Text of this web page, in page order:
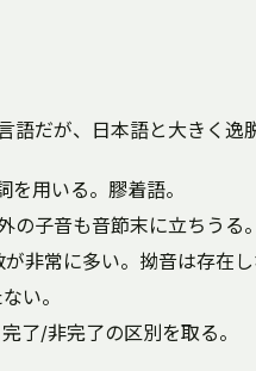
語だが、日本語と大きく逸
を用いる。膠着語。
の子音も音節末に立ちうる。
非常に多い。拗音は存在し
い。
了/非完了の区別を取る。